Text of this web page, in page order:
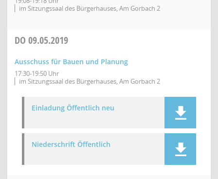
im Sitzungssaal des Bürgerhauses, Am Gorbach 2
DO 09.05.2019
Ausschuss für Bauen und Planung
17:30-19:50 Uhr
im Sitzungssaal des Bürgerhauses, Am Gorbach 2
Einladung Öffentlich neu
Niederschrift Öffentlich